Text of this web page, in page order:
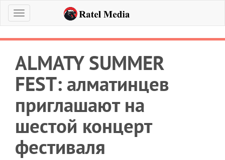
Меню
ALMATY SUMMER
FEST: алматинцев
приглашают на
шестой концерт
фестиваля